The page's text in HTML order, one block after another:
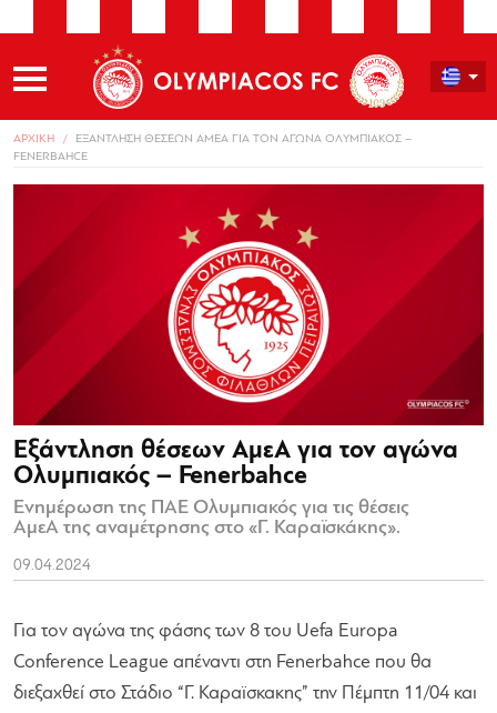
ΑΡΧΙΚΗ
ΕΞΑΝΤΛΗΣΗ ΘΕΣΕΩΝ ΑΜΕΑ ΓΙΑ ΤΟΝ ΑΓΩΝΑ ΟΛΥΜΠΙΑΚΟΣ –
FENERBAHCE
Εξάντληση θέσεων ΑμεΑ για τον αγώνα
Ολυμπιακός – Fenerbahce
Ενημέρωση της ΠΑΕ Ολυμπιακός για τις θέσεις
ΑμεΑ της αναμέτρησης στο «Γ. Καραϊσκάκης».
09.04.2024
Για τον αγώνα της φάσης των 8 του Uefa Europa
Conference League απέναντι στη Fenerbahce που θα
διεξαχθεί στο Στάδιο “Γ. Καραϊσκακης” την Πέμπτη 11/04 και